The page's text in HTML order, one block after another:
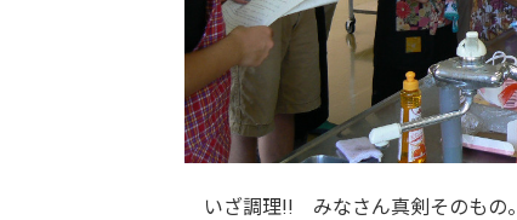
いざ調理!! みなさん真剣そのもの。